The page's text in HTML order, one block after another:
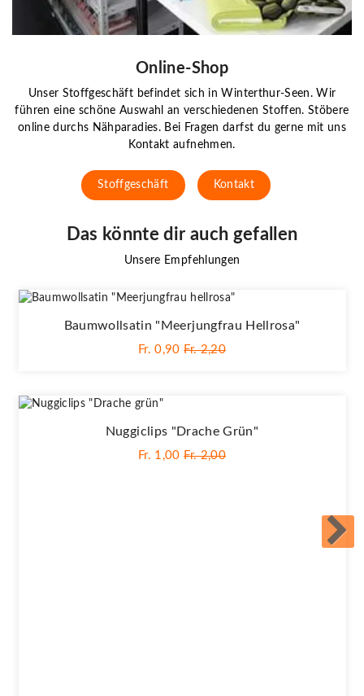
Online-Shop
Unser Stoffgeschäft befindet sich in Winterthur-Seen. Wir
führen eine schöne Auswahl an verschiedenen Stoffen. Stöbere
online durchs Nähparadies. Bei Fragen darfst du gerne mit uns
Kontakt aufnehmen.
Stoffgeschäft Kontakt
Das könnte dir auch gefallen
Unsere Empfehlungen
Baumwollsatin "Meerjungfrau Hellrosa"
Fr. 0,90 Fr. 2,20
Nuggiclips "Drache Grün"
Fr. 1,00 Fr. 2,00